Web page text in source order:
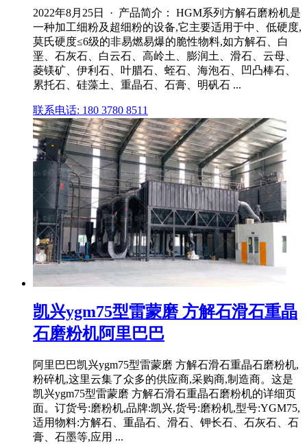
2022年8月25日 · 产品简介： HGM系列方解石磨粉机是
一种加工细粉及超细粉的设备,它主要适用于中、低硬度,
莫氏硬度≤6级的非易燃易爆的脆性物料,如方解石、白
垩、石灰石、白云石、高岭土、膨润土、滑石、云母、
菱镁矿、伊利石、叶腊石、蛭石、海泡石、凹凸棒石、
累托石、硅藻土、重晶石、石膏、明矾石 ...
联系电话: 180 3780 8511
凯兴ygm75型雷蒙磨 方解石滑石重晶
石磨粉机阿里巴巴
阿里巴巴凯兴ygm75型雷蒙磨 方解石滑石重晶石磨粉机,
粉碎机,这里云集了众多的供应商,采购商,制造商。这是
凯兴ygm75型雷蒙磨 方解石滑石重晶石磨粉机的详细页
面。订货号:磨粉机,品牌:凯兴,货号:磨粉机,型号:YGM75,
适用物料:方解石、重晶石、滑石、钾长石、石灰石、石
膏、石墨等,应用 ...